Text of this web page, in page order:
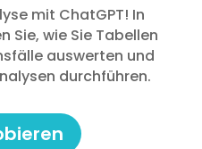
mit ChatGPT! In
Sie, wie Sie Tabellen
auswerten und
durchführen.